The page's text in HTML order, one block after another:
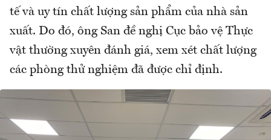
tế và uy tín chất lượng sản phẩm của nhà sản
xuất. Do đó, ông San đề nghị Cục bảo vệ Thực
vật thường xuyên đánh giá, xem xét chất lượng
các phòng thử nghiệm đã được chỉ định.